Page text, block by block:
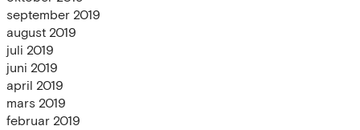
september 2019
august 2019
juli 2019
juni 2019
april 2019
mars 2019
februar 2019